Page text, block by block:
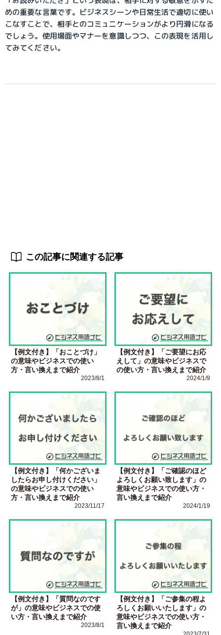
めの重要な言葉です。ビジネスシーンや日常生活で適切に使い
こなすことで、相手とのコミュニケーションがより円滑になる
でしょう。使用場面やマナーを意識しつつ、この表現を活用し
てみてください。
この記事に関連する記事
【例文付き】「おことづけ」
の意味やビジネスでの使い
方・言い換えまで紹介
2023/8/1
【例文付き】「ご要望にお応
えして」の意味やビジネスで
の使い方・言い換えまで紹介
2024/1/9
【例文付き】「何かございま
したらお申し付けください」
の意味やビジネスでの使い
方・言い換えまで紹介
2023/11/17
【例文付き】「ご確認のほど
よろしくお願い致します」の
意味やビジネスでの使い方・
言い換えまで紹介
2024/1/19
【例文付き】「質問なのです
が」の意味やビジネスでの使
い方・言い換えまで紹介
2023/8/1
【例文付き】「ご参集の程よ
ろしくお願いいたします」の
意味やビジネスでの使い方・
言い換えまで紹介